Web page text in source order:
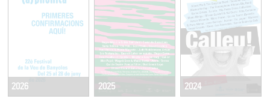
2026 2025 2024